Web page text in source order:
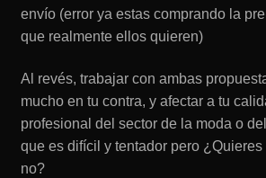
envío (error ya estas comprando la
que realmente ellos quieren)
Al revés, trabajar con ambas
mucho en tu contra, y afectar a tu
profesional del sector de la moda o
que es difícil y tentador pero
no?